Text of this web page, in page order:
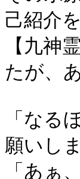
己紹介
【九神
たが、
「なる
願いし
「あぁ